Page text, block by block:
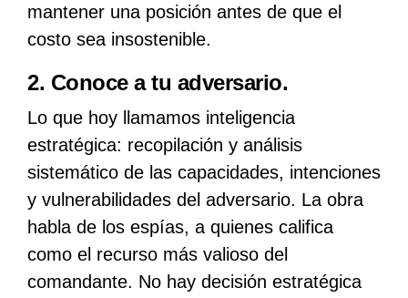
mantener una posición antes de que el
costo sea insostenible.
2. Conoce a tu adversario.
Lo que hoy llamamos inteligencia
estratégica: recopilación y análisis
sistemático de las capacidades, intenciones
y vulnerabilidades del adversario. La obra
habla de los espías, a quienes califica
como el recurso más valioso del
comandante. No hay decisión estratégica